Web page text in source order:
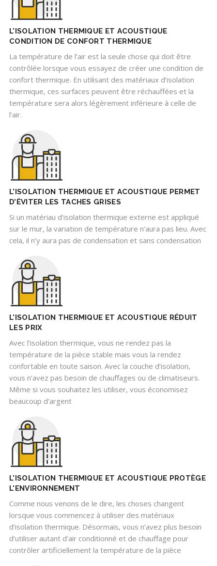
L'ISOLATION THERMIQUE ET ACOUSTIQUE
CONDITION DE CONFORT THERMIQUE
La température de l’air est la seule chose qui doit être
contrôlée lorsque vous essayez de créer une condition de
confort thermique. En utilisant des matériaux d’isolation
thermique, ces surfaces peuvent être réchauffées et la
température sera alors légèrement inférieure à celle de
l’air.
L'ISOLATION THERMIQUE ET ACOUSTIQUE PERMET
D’ÉVITER LES TACHES GRISES
Si un matériau d’isolation thermique externe est appliqué
sur le mur, la variation de température n’aura pas lieu. Avec
cela, il n’y aura pas de condensation et sans condensation
L'ISOLATION THERMIQUE ET ACOUSTIQUE RÉDUIT
LES PRIX
Avec l’isolation thermique, vous ne rendez pas la
température de la pièce stable mais vous la rendez
confortable en toute saison. Avec la couche d’isolation,
vous n’avez pas besoin de chauffages ou de climatiseurs.
Même si vous souhaitez les utiliser, vous économisez
beaucoup d’argent
L'ISOLATION THERMIQUE ET ACOUSTIQUE PROTÈGE
L'ENVIRONNEMENT
Comme nous venons de le dire, les choses changent
lorsque vous commencez à utiliser des matériaux
d’isolation thermique. Désormais, vous n’avez plus besoin
d’utiliser autant d’air conditionné et de chauffage pour
contrôler artificiellement la température de la pièce